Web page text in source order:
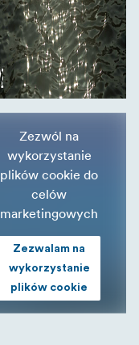
Zezwól na
wykorzystanie
plików cookie do
celów
marketingowych
Zezwalam na
wykorzystanie
plików cookie